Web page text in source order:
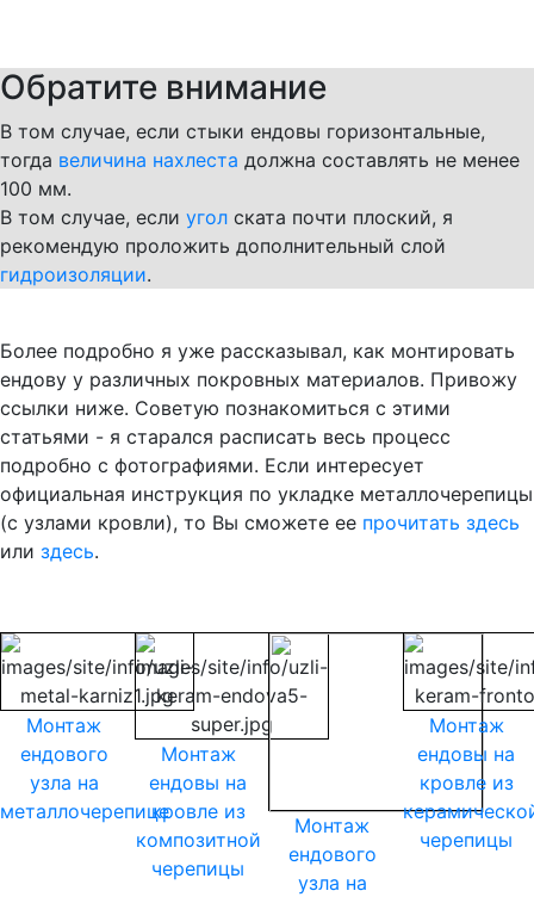
Обратите внимание
В том случае, если стыки ендовы горизонтальные,
тогда величина нахлеста должна составлять не менее
100 мм.
В том случае, если угол ската почти плоский, я
рекомендую проложить дополнительный слой
гидроизоляции.
Более подробно я уже рассказывал, как монтировать
ендову у различных покровных материалов. Привожу
ссылки ниже. Советую познакомиться с этими
статьями - я старался расписать весь процесс
подробно с фотографиями. Если интересует
официальная инструкция по укладке металлочерепицы
(с узлами кровли), то Вы сможете ее прочитать здесь
или здесь.
Монтаж
ендового
узла на
металлочерепице
Монтаж
ендовы на
кровле из
композитной
черепицы
Монтаж
ендового
узла на
Монтаж
ендовы на
кровле из
черепицы